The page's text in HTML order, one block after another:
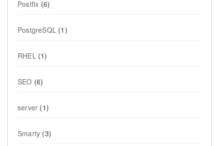
Postfix (6)
PostgreSQL (1)
RHEL (1)
SEO (6)
server (1)
Smarty (3)